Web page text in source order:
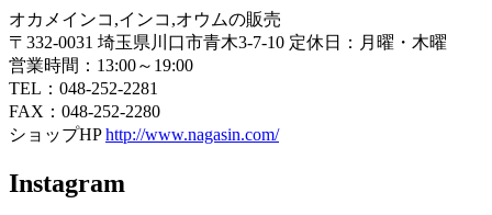
オカメインコ,インコ,オウムの販売
〒332-0031 埼玉県川口市青木3-7-10 定休日：月曜・木曜
営業時間：13:00～19:00
TEL：048-252-2281
FAX：048-252-2280
ショップHPhttp://www.nagasin.com/
Instagram